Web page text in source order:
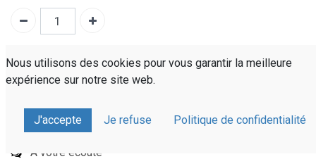
Partager sur :
Devis personnalisé
Livraison rapide
À votre écoute
Nous utilisons des cookies pour vous garantir la meilleure
expérience sur notre site web.
J'accepte Je refuse Politique de confidentialité